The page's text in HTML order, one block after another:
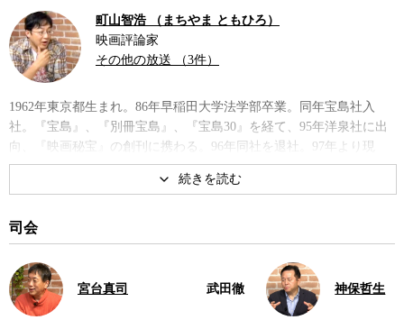
町山智浩 （まちやま ともひろ）
映画評論家
その他の放送 （3件）
1962年東京都生まれ。86年早稲田大学法学部卒業。同年宝島社入
社。『宝島』、『別冊宝島』、『宝島30』を経て、95年洋泉社に出
向、『映画秘宝』の創刊に携わる。96年同社を退社。97年より現
職。米国・カリフォルニア州オークランド在住。著書に『映画の見
方がわかる本』、『ＵＳＡカニバケツ』、『新版底抜け合衆国〜ア
著書
司会
宮台真司 武田徹 神保哲生